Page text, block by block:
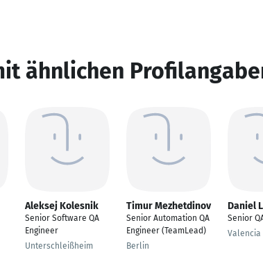
ähnlichen
Aleksej Kolesnik
Senior Software QA
Engineer
Unterschleißheim
Timur Mezhetdinov
Senior Automation QA
Engineer (TeamLead)
Berlin
Daniel
Senior
Valencia